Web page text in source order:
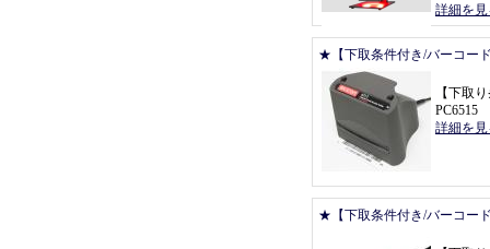
詳細を
★【下取条件付き/バーコー
【下取
PC6515
詳細を
★【下取条件付き/バーコー